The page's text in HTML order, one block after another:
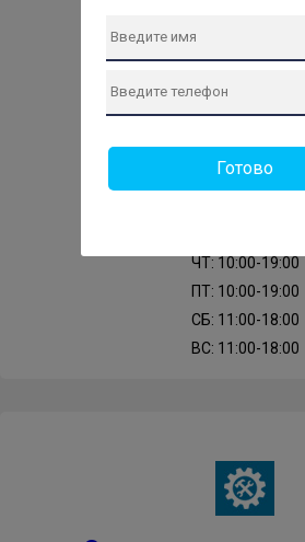
г. Клин Клин, улица 50
Сайт: https://gor-
ПН: 10:00-19:00
ЧТ: 10:00-19:00
ПТ: 10:00-19:00
СБ: 11:00-18:00
ВС: 11:00-18:00
Готово